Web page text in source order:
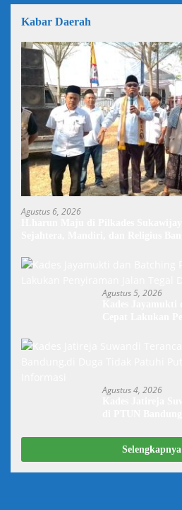
Kabar Daerah
Agustus 6, 2026
Agustus 5, 2026
Agustus 4, 2026
Selengkapnya